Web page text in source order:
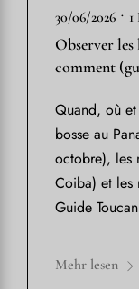
30/06/2026 •
Observer les
comment
Quand, où
bosse au
octobre), les
Coiba) et les
Guide
Mehr lesen